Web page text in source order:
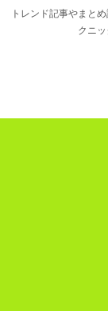
トレンド記事やまと
クニ